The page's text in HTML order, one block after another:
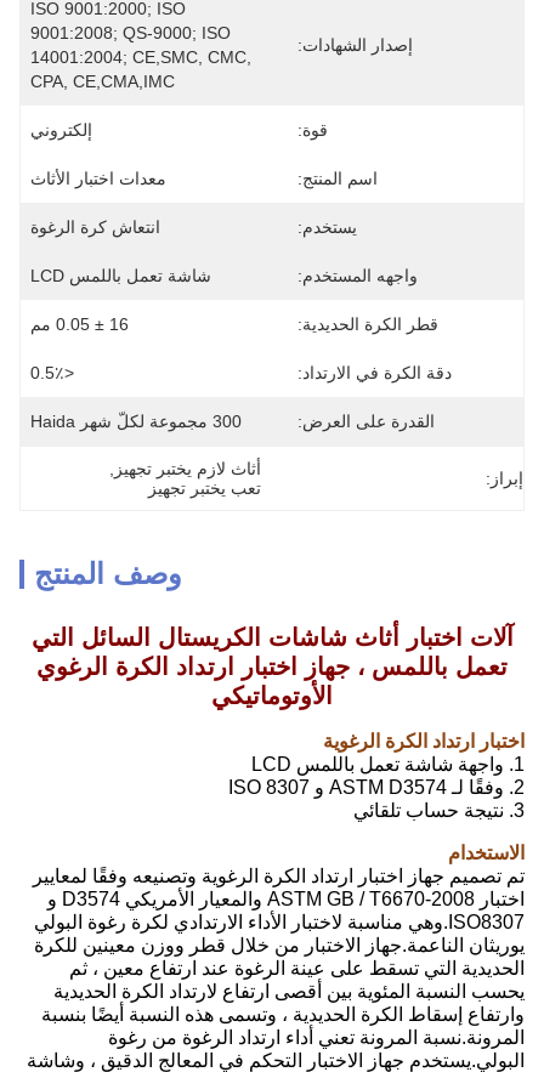
إصدار الشهادات:
ISO 9001:2000; ISO
9001:2008; QS-9000; ISO
14001:2004; CE,SMC, CMC,
CPA, CE,CMA,IMC
قوة: إلكتروني
اسم المنتج: معدات اختبار الأثاث
يستخدم: انتعاش كرة الرغوة
واجهه المستخدم: شاشة تعمل باللمس LCD
قطر الكرة الحديدية: 16 ± 0.05 مم
دقة الكرة في الارتداد: <0.5٪
القدرة على العرض: 300 مجموعة لكلّ شهر Haida
إبراز: أثاث لازم يختبر تجهيز
تعب يختبر تجهيز
وصف المنتج
آلات اختبار أثاث شاشات الكريستال السائل التي
تعمل باللمس ، جهاز اختبار ارتداد الكرة الرغوي
الأوتوماتيكي
اختبار ارتداد الكرة الرغوية
1. واجهة شاشة تعمل باللمس LCD
2. وفقًا لـ ASTM D3574 و ISO 8307
3. نتيجة حساب تلقائي
الاستخدام
تم تصميم جهاز اختبار ارتداد الكرة الرغوية وتصنيعه وفقًا لمعايير
اختبار ASTM GB / T6670-2008 والمعيار الأمريكي D3574 و
ISO8307.وهي مناسبة لاختبار الأداء الارتدادي لكرة رغوة البولي
يوريثان الناعمة.جهاز الاختبار من خلال قطر ووزن معينين للكرة
الحديدية التي تسقط على عينة الرغوة عند ارتفاع معين ، ثم
يحسب النسبة المئوية بين أقصى ارتفاع لارتداد الكرة الحديدية
وارتفاع إسقاط الكرة الحديدية ، وتسمى هذه النسبة أيضًا بنسبة
المرونة.نسبة المرونة تعني أداء ارتداد الرغوة من رغوة
البولي.يستخدم جهاز الاختبار التحكم في المعالج الدقيق ، وشاشة